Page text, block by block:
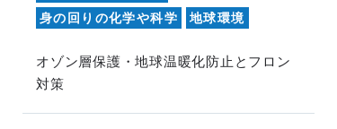
身の回りの化学や科学
地球環境
オゾン層保護・地球温暖化防止とフロン
対策